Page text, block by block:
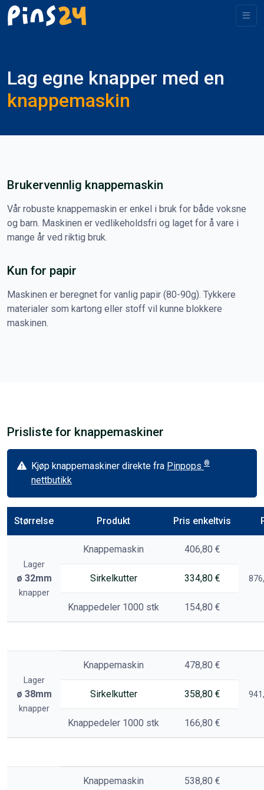
Lag egne knapper med en
knappemaskin
Brukervennlig knappemaskin
Vår robuste knappemaskin er enkel i bruk for både voksne
og barn. Maskinen er vedlikeholdsfri og laget for å vare i
mange år ved riktig bruk.
Kun for papir
Maskinen er beregnet for vanlig papir (80-90g). Tykkere
materialer som kartong eller stoff vil kunne blokkere
maskinen.
Prisliste for knappemaskiner
Kjøp knappemaskiner direkte fra Pinpops ®
nettbutikk
Størrelse Produkt Pris enkeltvis
Lager
ø 32mm
knapper
Knappemaskin
406,80 €
Sirkelkutter 334,80 €
Knappedeler 1000 stk 154,80 €
Lager
ø 38mm
knapper
Knappemaskin
478,80 €
Sirkelkutter 358,80 €
Knappedeler 1000 stk 166,80 €
Knappemaskin
538,80 €